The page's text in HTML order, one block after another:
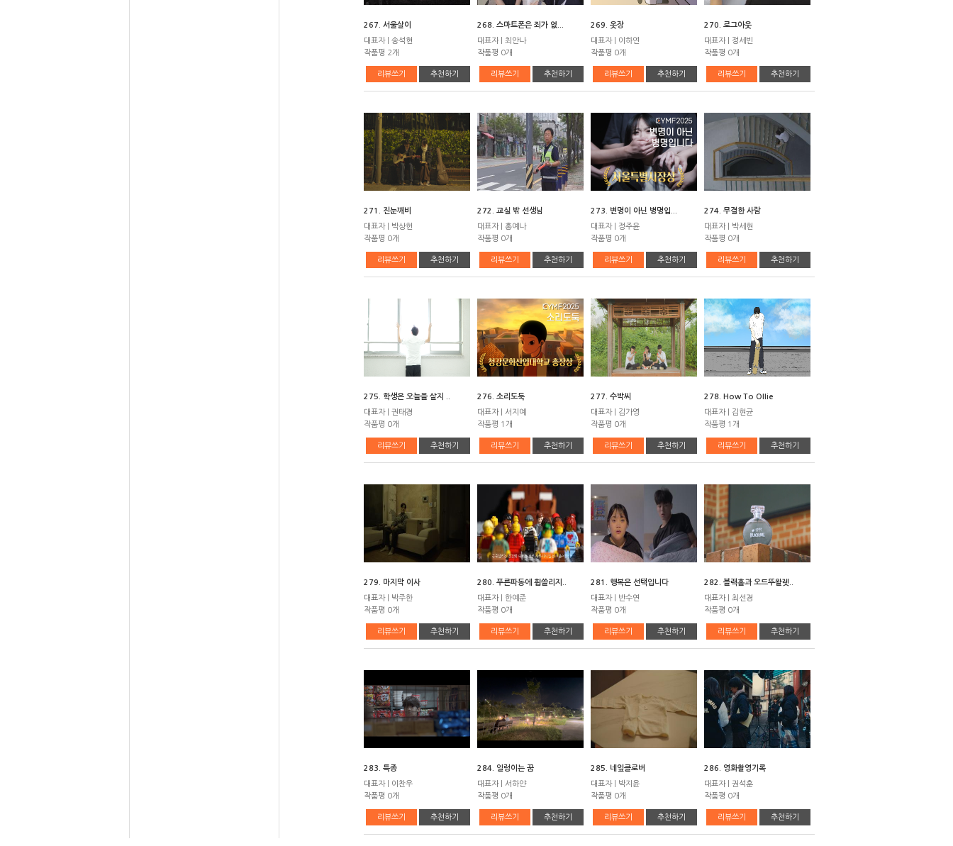
267. 서울살이
대표자 | 송석현
작품평 2개
리뷰쓰기 추천하기
268. 스마트폰은 죄가 없...
대표자 | 최안나
작품평 0개
리뷰쓰기 추천하기
269. 옷장
대표자 | 이하연
작품평 0개
리뷰쓰기 추천하기
270. 로그아웃
대표자 | 정세빈
작품평 0개
리뷰쓰기 추천하기
271. 진눈깨비
대표자 | 박상헌
작품평 0개
리뷰쓰기 추천하기
272. 교실 밖 선생님
대표자 | 홍예나
작품평 0개
리뷰쓰기 추천하기
273. 변명이 아닌 병명입...
대표자 | 정주윤
작품평 0개
리뷰쓰기 추천하기
274. 무결한 사람
대표자 | 박세현
작품평 0개
리뷰쓰기 추천하기
275. 학생은 오늘을 살지 ..
대표자 | 권태경
작품평 0개
리뷰쓰기 추천하기
276. 소리도둑
대표자 | 서지예
작품평 1개
리뷰쓰기 추천하기
277. 수박씨
대표자 | 김가영
작품평 0개
리뷰쓰기 추천하기
278. How To Ollie
대표자 | 김현균
작품평 1개
리뷰쓰기 추천하기
279. 마지막 이사
대표자 | 박주한
작품평 0개
리뷰쓰기 추천하기
280. 푸른파동에 휩쓸리지..
대표자 | 한예준
작품평 0개
리뷰쓰기 추천하기
281. 행복은 선택입니다
대표자 | 반수연
작품평 0개
리뷰쓰기 추천하기
282. 블랙홀과 오드뚜왈렛..
대표자 | 최선경
작품평 0개
리뷰쓰기 추천하기
283. 특종
대표자 | 이찬우
작품평 0개
리뷰쓰기 추천하기
284. 일렁이는 꿈
대표자 | 서하얀
작품평 0개
리뷰쓰기 추천하기
285. 네잎클로버
대표자 | 박지윤
작품평 0개
리뷰쓰기 추천하기
286. 영화촬영기록
대표자 | 권석훈
작품평 0개
리뷰쓰기 추천하기